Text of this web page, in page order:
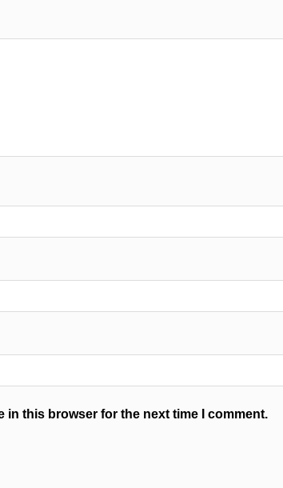
in this browser for the next time I comment.